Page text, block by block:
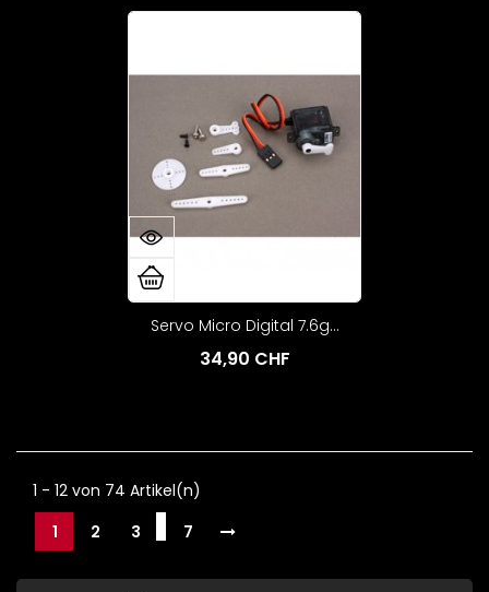
Servo Micro Digital 7.6g...
34,90 CHF
1 - 12 von 74 Artikel(n)
1
2 3 7